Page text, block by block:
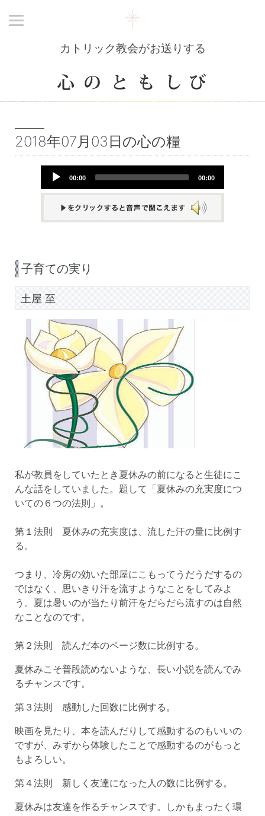
カトリック教会がお送りする
2018年07月03日の心の糧
Audio
00:00 00:00
子育ての実り
土屋 至
私が教員をしていたとき夏休みの前になると生徒にこ
んな話をしていました。題して「夏休みの充実度につ
いての６つの法則」。
第１法則 夏休みの充実度は、流した汗の量に比例す
る。
つまり、冷房の効いた部屋にこもってうだうだするの
ではなく、思いきり汗を流すようなことをしてみよ
う。夏は暑いのが当たり前汗をだらだら流すのは自然
なことなのです。
第２法則 読んだ本のページ数に比例する。
夏休みこそ普段読めないような、長い小説を読んでみ
るチャンスです。
第３法則 感動した回数に比例する。
映画を見たり、本を読んだりして感動するのもいいの
ですが、みずから体験したことで感動するのがもっと
もよろしい。
第４法則 新しく友達になった人の数に比例する。
夏休みは友達を作るチャンスです。しかもまったく環